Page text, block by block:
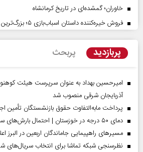
خاوران؛ گمشده‌ای در تاریخ کرمانشاه
فروش خیره‌کننده داستان اسباب‌بازی ۵؛ بزرگ‌ترین افتتاحیه سال برای پیکسار
پربازدید پربحث
امیرحسین بهداد به عنوان سرپرست هیئت
آذربایجان شرقی منصوب شد
پرداخت مابه‌التفاوت حقوق بازنشستگان تأمین
دمای ۵۰ درجه در خوزستان | احتمال بارش‌های سیل‌آسا در ۳ استان
مسیر‌های راهپیمایی جاماندگان اربعین در البرز
نظرسنجی شبکه تماشا برای انتخاب سریال‌های